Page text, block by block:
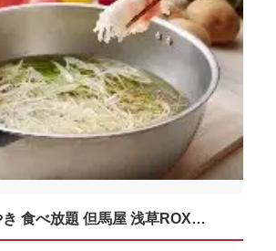
しゃぶしゃぶ すきやき 食べ放題 但馬屋 浅草ROX・3G店